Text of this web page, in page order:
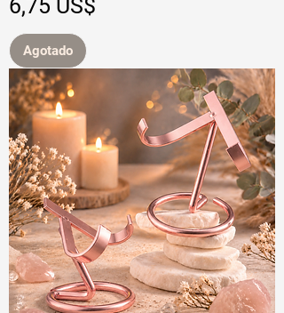
Precio
6,75 US$
Agotado